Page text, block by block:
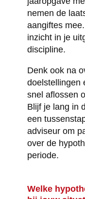
nemen de
aangiftes
inzicht in je
discipline.
Denk ook na
doelstellingen
snel aflossen
Blijf je lang in
een
adviseur om
over de
periode.
Welke